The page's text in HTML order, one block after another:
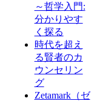
～哲学入門:
分かりやす
く探る
時代を超え
る賢者のカ
ウンセリン
グ
Zetamark（ゼ